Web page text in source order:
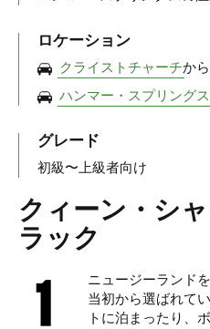
ロケーション
クライストチャーチか
ハンマー・スプリングス
グレード
初級〜上級者向け
クィーン・シ
ラック
ニュージーランド
当初から選ばれて
トに泊まったり、